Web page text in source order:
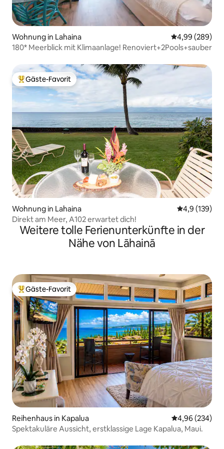
Wohnung in Lahaina
4,99 (289)
180* Meerblick mit Klimaanlage! Renoviert+2Pools+sauber
Beliebter Gäste-Favorit.
Gäste-Favorit
Wohnung in Lahaina
4,9 (139)
Direkt am Meer, A102 erwartet dich!
Weitere tolle Ferienunterkünfte in der
Nähe von Lāhainā
Beliebter Gäste-Favorit.
Gäste-Favorit
Reihenhaus in Kapalua
4,96 (234)
Spektakuläre Aussicht, erstklassige Lage Kapalua, Maui.